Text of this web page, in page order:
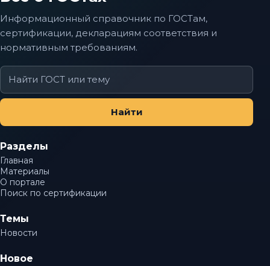
Информационный справочник по ГОСТам,
сертификации, декларациям соответствия и
нормативным требованиям.
Поиск
по
сайту
Найти
Разделы
Главная
Материалы
О портале
Поиск по сертификации
Темы
Новости
Новое